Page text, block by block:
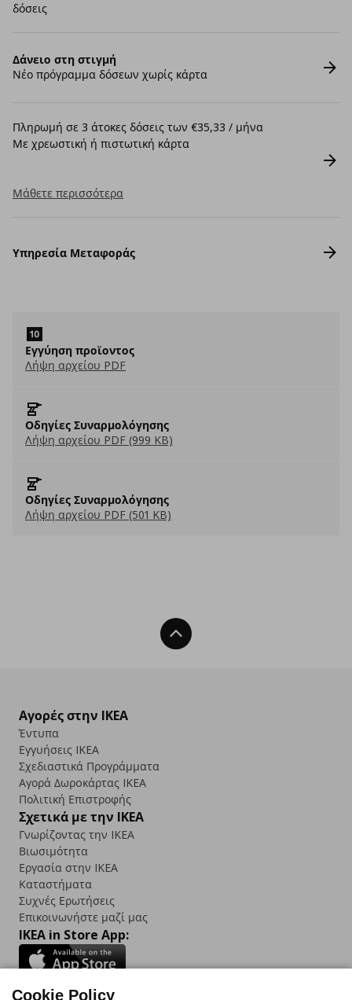
δόσεις
Δάνειο στη στιγμή
Νέο πρόγραμμα δόσεων χωρίς κάρτα
Πληρωμή σε 3 άτοκες δόσεις των €35,33 / μήνα
Με χρεωστική ή πιστωτική κάρτα
Μάθετε περισσότερα
Υπηρεσία Μεταφοράς
Εγγύηση προϊοντος
Λήψη αρχείου PDF
Οδηγίες Συναρμολόγησης
Λήψη αρχείου PDF (999 KB)
Οδηγίες Συναρμολόγησης
Λήψη αρχείου PDF (501 KB)
Back To Top
Αγορές στην IKEA
Έντυπα
Εγγυήσεις IKEA
Σχεδιαστικά Προγράμματα
Αγορά Δωρoκάρτας IKEA
Πολιτική Επιστροφής
Σχετικά με την IKEA
Γνωρίζοντας την IKEA
Βιωσιμότητα
Εργασία στην IKEA
Καταστήματα
Συχνές Ερωτήσεις
Επικοινωνήστε μαζί μας
IKEA in Store App:
Cookie Policy